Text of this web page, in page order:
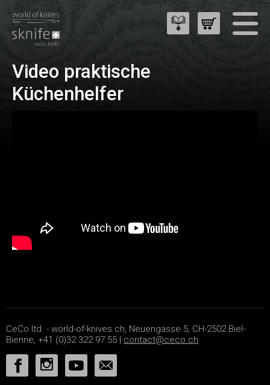
Video praktische
Küchenhelfer
CeCo ltd. - world-of-knives.ch, Neuengasse 5, CH-2502 Biel-
Bienne, +41 (0)32 322 97 55 | contact@ceco.ch